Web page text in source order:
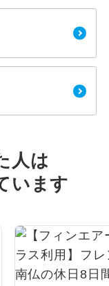
人は
います